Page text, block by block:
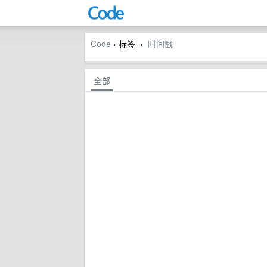
Code › 标签 › 时间戳
全部